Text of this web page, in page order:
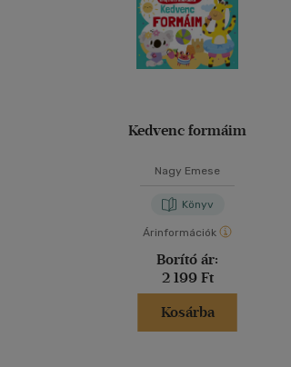
Kedvenc formáim
Nagy Emese
Könyv
Árinformációk
Borító ár:
2 199 Ft
Kosárba